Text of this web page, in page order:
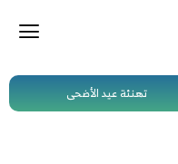
تهنئة عيد الأضحى